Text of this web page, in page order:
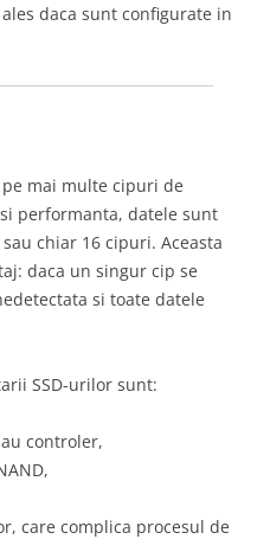
daca sunt configurate in
pe mai multe cipuri de
performanta, datele sunt
chiar 16 cipuri. Aceasta
daca un singur cip se
si toate datele
SSD-urilor sunt:
controler,
care complica procesul de